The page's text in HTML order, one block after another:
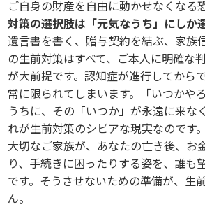
ご自身の財産を自由に動かせなくなる
対策の選択肢は「元気なうち」にしか
遺言書を書く、贈与契約を結ぶ、家族
の生前対策はすべて、ご本人に明確な
が大前提です。認知症が進行してから
常に限られてしまいます。「いつかや
うちに、その「いつか」が永遠に来な
れが生前対策のシビアな現実なのです。
大切なご家族が、あなたの亡き後、お
り、手続きに困ったりする姿を、誰も
です。そうさせないための準備が、生
ん。